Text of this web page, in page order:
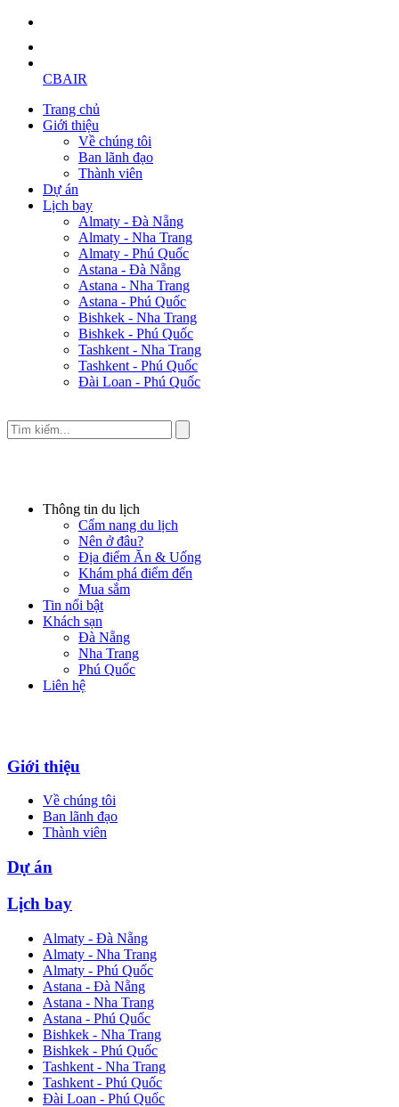
CBAIR
Trang chủ
Giới thiệu
Về chúng tôi
Ban lãnh đạo
Thành viên
Dự án
Lịch bay
Almaty - Đà Nẵng
Almaty - Nha Trang
Almaty - Phú Quốc
Astana - Đà Nẵng
Astana - Nha Trang
Astana - Phú Quốc
Bishkek - Nha Trang
Bishkek - Phú Quốc
Tashkent - Nha Trang
Tashkent - Phú Quốc
Đài Loan - Phú Quốc
Thông tin du lịch
Cẩm nang du lịch
Nên ở đâu?
Địa điểm Ăn & Uống
Khám phá điểm đến
Mua sắm
Tin nổi bật
Khách sạn
Đà Nẵng
Nha Trang
Phú Quốc
Liên hệ
Giới thiệu
Về chúng tôi
Ban lãnh đạo
Thành viên
Dự án
Lịch bay
Almaty - Đà Nẵng
Almaty - Nha Trang
Almaty - Phú Quốc
Astana - Đà Nẵng
Astana - Nha Trang
Astana - Phú Quốc
Bishkek - Nha Trang
Bishkek - Phú Quốc
Tashkent - Nha Trang
Tashkent - Phú Quốc
Đài Loan - Phú Quốc